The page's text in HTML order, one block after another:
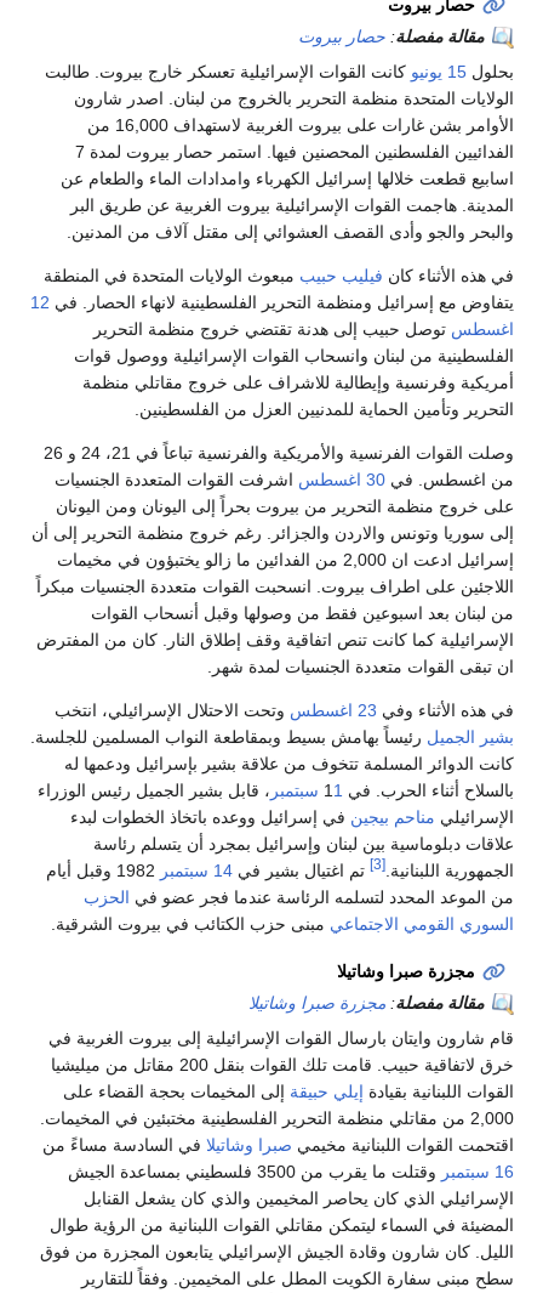
حصار بيروت
مقالة مفصلة: حصار بيروت
بحلول 15 يونيو
كانت القوات الإسرائيلية تعسكر خارج بيروت. طالبت
الولايات المتحدة منظمة التحرير بالخروج من لبنان. اصدر شارون
الأوامر بشن غارات على بيروت الغربية لاستهداف 16,000 من
الفدائيين الفلسطنين المحصنين فيها. استمر حصار بيروت لمدة 7
اسابيع قطعت خلالها إسرائيل الكهرباء وامدادات الماء والطعام عن
المدينة. هاجمت القوات الإسرائيلية بيروت الغربية عن طريق البر
والبحر والجو وأدى القصف العشوائي إلى مقتل آلاف من المدنين.
في هذه الأثناء كان فيليب حبيب مبعوث الولايات المتحدة في المنطقة
يتفاوض مع إسرائيل ومنظمة التحرير الفلسطينية لانهاء الحصار. في 12
اغسطس توصل حبيب إلى هدنة تقتضي خروج منظمة التحرير
الفلسطينية من لبنان وانسحاب القوات الإسرائيلية ووصول قوات
أمريكية وفرنسية وإيطالية للاشراف على خروج مقاتلي منظمة
التحرير وتأمين الحماية للمدنيين العزل من الفلسطينين.
وصلت القوات الفرنسية والأمريكية والفرنسية تباعاً في 21، 24 و 26
من اغسطس. في 30 اغسطس
اشرفت القوات المتعددة الجنسيات
على خروج منظمة التحرير من بيروت بحراً إلى اليونان ومن اليونان
إلى سوريا وتونس والاردن والجزائر. رغم خروج منظمة التحرير إلى أن
إسرائيل ادعت ان 2,000 من الفدائين ما زالو يختبؤون في مخيمات
اللاجئين على اطراف بيروت. انسحبت القوات متعددة الجنسيات مبكراً
من لبنان بعد اسبوعين فقط من وصولها وقبل أنسحاب القوات
الإسرائيلية كما كانت تنص اتفاقية وقف إطلاق النار. كان من المفترض
ان تبقى القوات متعددة الجنسيات لمدة شهر.
في هذه الأثناء وفي 23 اغسطس
وتحت الاحتلال الإسرائيلي، انتخب
بشير الجميل رئيساً بهامش بسيط وبمقاطعة النواب المسلمين للجلسة.
كانت الدوائر المسلمة تتخوف من علاقة بشير بإسرائيل ودعمها له
بالسلاح أثناء الحرب. في 1 1 سبتمبر
، قابل بشير الجميل رئيس الوزراء
الإسرائيلي مناحم بيجين في إسرائيل ووعده باتخاذ الخطوات لبدء
علاقات دبلوماسية بين لبنان وإسرائيل بمجرد أن يتسلم رئاسة
الجمهورية اللبنانية. [3] تم اغتيال بشير في 14 سبتمبر
1982 وقبل أيام
من الموعد المحدد لتسلمه الرئاسة عندما فجر عضو في الحزب
السوري القومي الاجتماعي مبنى حزب الكتائب في بيروت الشرقية.
مجزرة صبرا وشاتيلا
مقالة مفصلة: مجزرة صبرا وشاتيلا
قام شارون وايتان بارسال القوات الإسرائيلية إلى بيروت الغربية في
خرق لاتفاقية حبيب. قامت تلك القوات بنقل 200 مقاتل من ميليشيا
القوات اللبنانية بقيادة إيلي حبيقة إلى المخيمات بحجة القضاء على
2,000 من مقاتلي منظمة التحرير الفلسطينية مختبئين في المخيمات.
اقتحمت القوات اللبنانية مخيمي صبرا وشاتيلا في السادسة مساءً من
16 سبتمبر
وقتلت ما يقرب من 3500 فلسطيني بمساعدة الجيش
الإسرائيلي الذي كان يحاصر المخيمين والذي كان يشعل القنابل
المضيئة في السماء ليتمكن مقاتلي القوات اللبنانية من الرؤية طوال
الليل. كان شارون وقادة الجيش الإسرائيلي يتابعون المجزرة من فوق
سطح مبنى سفارة الكويت المطل على المخيمين. وفقاً للتقارير